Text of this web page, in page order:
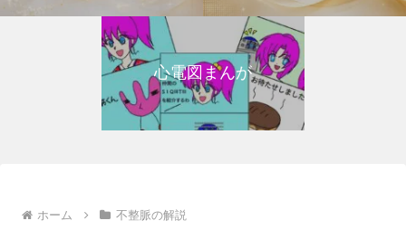
心電図まんが
ホーム 不整脈の解説